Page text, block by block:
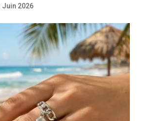
Juin 2026